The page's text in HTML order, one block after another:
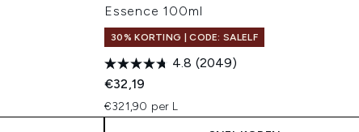
Essence 100ml
30% KORTING | CODE: SALELF
4.8 (2049)
€32,19
€321,90 per L